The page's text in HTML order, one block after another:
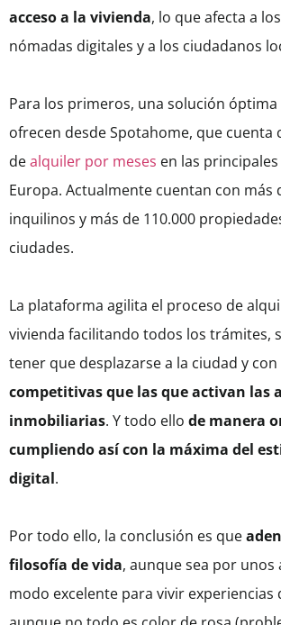
acceso a la vivienda, lo que afecta a
nómadas digitales y a los ciudadanos
Para los primeros, una solución óptima
ofrecen desde Spotahome, que cuenta
dealquiler por meses en las
Europa. Actualmente cuentan con más
inquilinos y más de 110.000
ciudades.
La plataforma agilita el proceso de
vivienda facilitando todos los trámites,
tener que desplazarse a la ciudad y con
competitivas que las que activan las
inmobiliarias. Y todo ello de manera
cumpliendo así con la máxima del
digital.
Por todo ello, la conclusión es que
filosofía de vida, aunque sea por unos
modo excelente para vivir experiencias